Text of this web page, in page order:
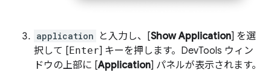
application と入力し、[Show Application] を選
択して [ Enter] キーを押します。DevTools ウィン
ドウの上部に [Application] パネルが表示されます。